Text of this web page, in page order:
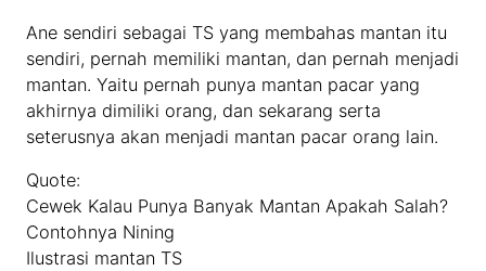
Ane sendiri sebagai TS yang membahas mantan itu
sendiri, pernah memiliki mantan, dan pernah menjadi
mantan. Yaitu pernah punya mantan pacar yang
akhirnya dimiliki orang, dan sekarang serta
seterusnya akan menjadi mantan pacar orang lain.
Quote:
Cewek Kalau Punya Banyak Mantan Apakah Salah?
Contohnya Nining
Ilustrasi mantan TS